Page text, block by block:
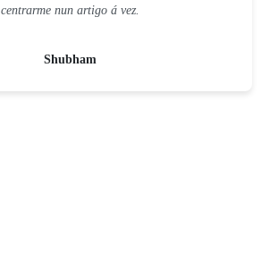
centrarme nun artigo á vez.
Shubham